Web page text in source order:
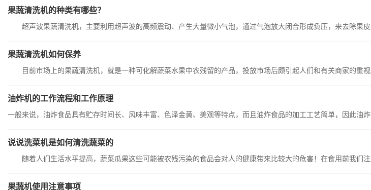
果蔬清洗机的种类有哪些？
超声波果蔬清洗机，主要利用超声波的高频震动、产生大量微小气泡，通过气泡放大闭合形成负压，来去除果
果蔬清洗机如何保养
目前市场上的果蔬清洗机，就是一种可化解蔬菜水果中农残留的产品，投放市场后颇引起人们和有关商家的重
油炸机的工作流程和工作原理
一般来说，油炸食品具有贮存时间长、风味丰富、色泽金黄、美观等特点，而且油炸食品的加工工艺简单，因此油
说说洗菜机是如何清洗蔬菜的
随着人们生活水平提高，蔬菜瓜果这些可能被农残污染的食品会对人的健康带来比较大的危害！在食用前我们注
果蔬机使用注意事项